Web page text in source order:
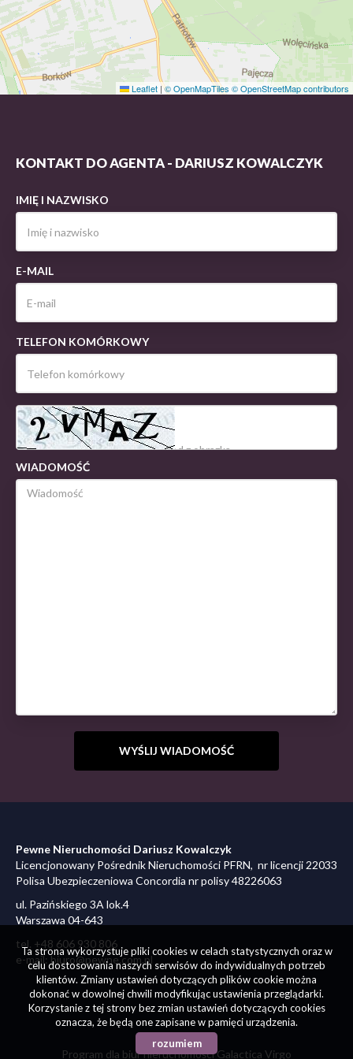
Leaflet |© OpenMapTiles © OpenStreetMap contributors
KONTAKT DO AGENTA - DARIUSZ KOWALCZYK
IMIĘ I NAZWISKO
E-MAIL
TELEFON KOMÓRKOWY
WIADOMOŚĆ
Pewne Nieruchomości Dariusz Kowalczyk
Licencjonowany Pośrednik Nieruchomości PFRN, nr licencji 22033
Polisa Ubezpieczeniowa Concordia nr polisy 48226063
ul. Pazińskiego 3A lok.4
Warszawa 04-643
tel. +48 606 930 806
e-mail: biuro@pewne.com.pl
Program dla biur nieruchomościGalactica Virgo
Ta strona wykorzystuje pliki cookies w celach statystycznych oraz w
celu dostosowania naszych serwisów do indywidualnych potrzeb
klientów. Zmiany ustawień dotyczących plików cookie można
dokonać w dowolnej chwili modyfikując ustawienia przeglądarki.
Korzystanie z tej strony bez zmian ustawień dotyczących cookies
oznacza, że będą one zapisane w pamięci urządzenia.
rozumiem